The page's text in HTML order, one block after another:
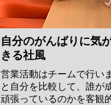
自分のがんばりに気
きる社風
営業活動はチームで行い
と自分を比較して、誰が
頑張っているのかを客観